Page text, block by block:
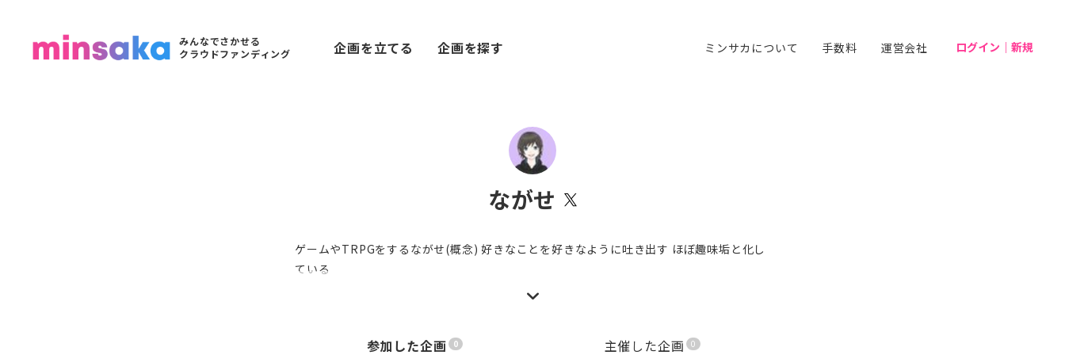
みんなでさかせる
クラウドファンディング
企画を立てる 企画を探す ミンサカについて 手数料 運営会社 ログイン｜新規
ながせ
ゲームやTRPGをするながせ(概念) 好きなことを好きなように吐き出す ほぼ趣味垢と化し
ている
参加した企画 0 主催した企画 0